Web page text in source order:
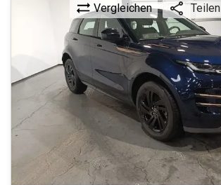
Vergleichen Teilen